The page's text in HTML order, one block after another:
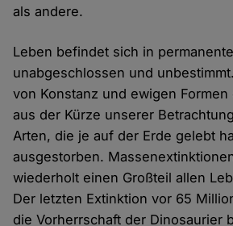
als andere.
Leben befindet sich in
unabgeschlossen und
von Konstanz und ewigen
aus der Kürze unserer
Arten, die je auf der Erde gelebt
ausgestorben.
wiederholt einen Großteil allen
Der letzten Extinktion vor 65
die Vorherrschaft der Dinosaurier